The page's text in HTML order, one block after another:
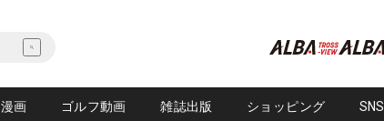
漫画 ゴルフ動画 雑誌出版 ショッピング